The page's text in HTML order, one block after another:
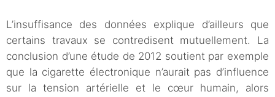
L’insuffisance des données explique d’ailleurs que
certains travaux se contredisent mutuellement. La
conclusion d’une étude de 2012 soutient par exemple
que la cigarette électronique n’aurait pas d’influence
sur la tension artérielle et le cœur humain, alors